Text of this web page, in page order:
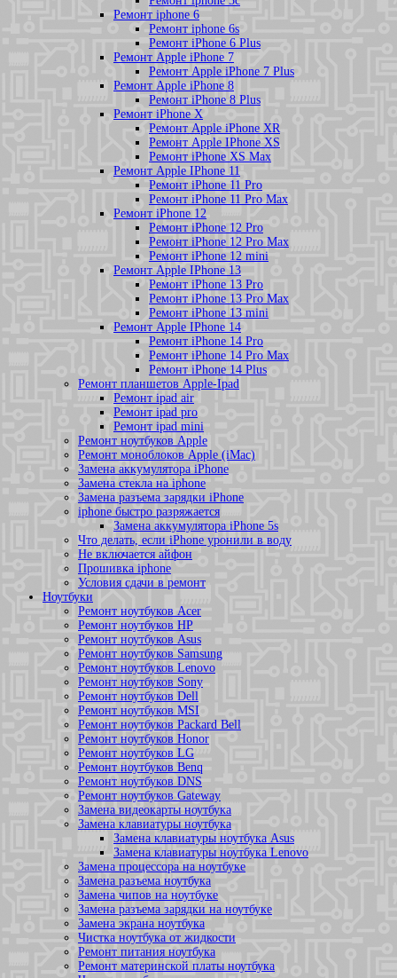
Ремонт iphone 6
Ремонт iphone 6s
Ремонт iPhone 6 Plus
Ремонт Apple iPhone 7
Ремонт Apple iPhone 7 Plus
Ремонт Apple iPhone 8
Ремонт iPhone 8 Plus
Ремонт iPhone X
Ремонт Apple iPhone XR
Ремонт Apple IPhone XS
Ремонт iPhone XS Max
Ремонт Apple IPhone 11
Ремонт iPhone 11 Pro
Ремонт iPhone 11 Pro Max
Ремонт iPhone 12
Ремонт iPhone 12 Pro
Ремонт iPhone 12 Pro Max
Ремонт iPhone 12 mini
Ремонт Apple IPhone 13
Ремонт iPhone 13 Pro
Ремонт iPhone 13 Pro Max
Ремонт iPhone 13 mini
Ремонт Apple IPhone 14
Ремонт iPhone 14 Pro
Ремонт iPhone 14 Pro Max
Ремонт iPhone 14 Plus
Ремонт планшетов Apple-Ipad
Ремонт ipad air
Ремонт ipad pro
Ремонт ipad mini
Ремонт ноутбуков Apple
Ремонт моноблоков Apple (iMac)
Замена аккумулятора iPhone
Замена стекла на iphone
Замена разъема зарядки iPhone
iphone быстро разряжается
Замена аккумулятора iPhone 5s
Что делать, если iPhone уронили в воду
Не включается айфон
Прошивка iphone
Условия сдачи в ремонт
Ноутбуки
Ремонт ноутбуков Acer
Ремонт ноутбуков HP
Ремонт ноутбуков Asus
Ремонт ноутбуков Samsung
Ремонт ноутбуков Lenovo
Ремонт ноутбуков Sony
Ремонт ноутбуков Dell
Ремонт ноутбуков MSI
Ремонт ноутбуков Packard Bell
Ремонт ноутбуков Honor
Ремонт ноутбуков LG
Ремонт ноутбуков Benq
Ремонт ноутбуков DNS
Ремонт ноутбуков Gateway
Замена видеокарты ноутбука
Замена клавиатуры ноутбука
Замена клавиатуры ноутбука Asus
Замена клавиатуры ноутбука Lenovo
Замена процессора на ноутбуке
Замена разъема ноутбука
Замена чипов на ноутбуке
Замена разъема зарядки на ноутбуке
Замена экрана ноутбука
Чистка ноутбука от жидкости
Ремонт питания ноутбука
Ремонт материнской платы ноутбука